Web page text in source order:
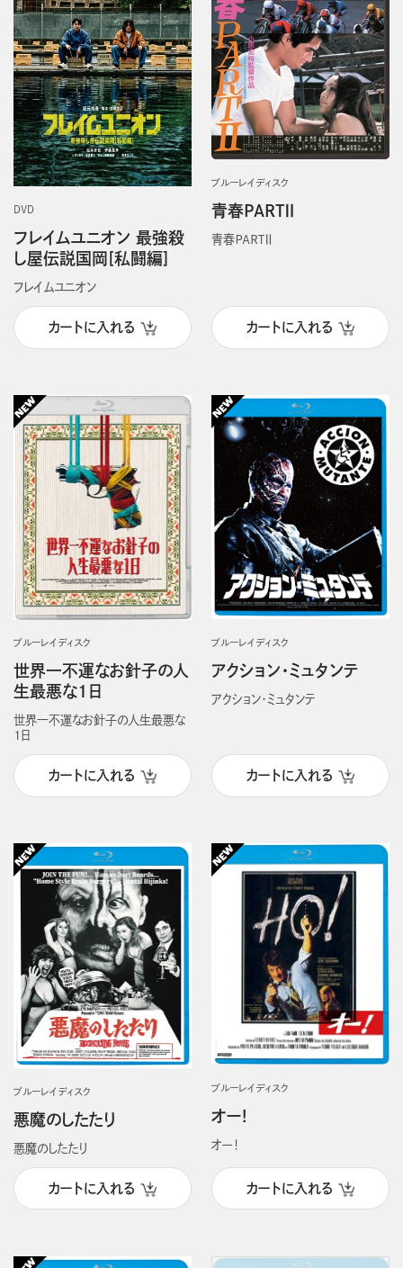
DVD
フレイムユニオン 最強殺
し屋伝説国岡[私闘編]
フレイムユニオン
カートに入れる
ブルーレイディスク
青春PARTⅡ
青春ＰＡＲＴⅡ
カートに入れる
ブルーレイディスク
世界一不運なお針子の人
生最悪な1日
世界一不運なお針子の人生最悪な
1日
カートに入れる
ブルーレイディスク
アクション・ミュタンテ
アクション・ミュタンテ
カートに入れる
ブルーレイディスク
悪魔のしたたり
悪魔のしたたり
カートに入れる
ブルーレイディスク
オー!
オー！
カートに入れる